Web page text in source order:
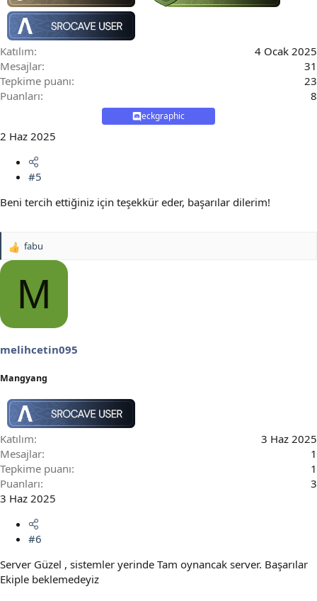
Katılım
4 Ocak 2025
Mesajlar
31
Tepkime puanı
23
Puanları
8
eckgraphic
2 Haz 2025
#5
Beni tercih ettiğiniz için teşekkür eder, başarılar dilerim!
T
e
e
:
fabu
M
melihcetin095
Mangyang
Katılım
3 Haz 2025
Mesajlar
1
Tepkime puanı
1
Puanları
3
3 Haz 2025
#6
Server Güzel , sistemler yerinde Tam oynancak server. Başarılar
Ekiple beklemedeyiz